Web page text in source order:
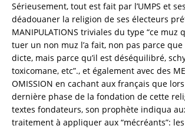
Sérieusement, tout est fait par l’UMPS et
déadouaner la religion de ses électeurs
MANIPULATIONS triviales du type “ce muz
tuer un non muz l’a fait, non pas parce
dicte, mais parce qu’il est déséquilibré,
toxicomane, etc”., et également avec des
OMISSION en cachant aux français que
dernière phase de la fondation de cette
textes fondateurs, son prophète indiqua
traitement à appliquer aux “mécréants”: